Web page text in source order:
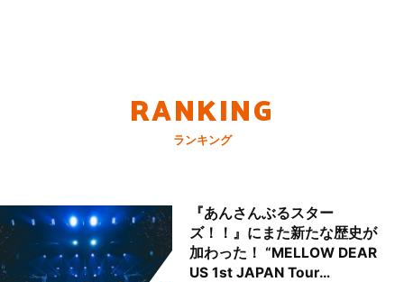
RANKING
ランキング
『あんさんぶるスター
ズ！！』にまた新たな歴史が
加わった！ “MELLOW DEAR
US 1st JAPAN Tour